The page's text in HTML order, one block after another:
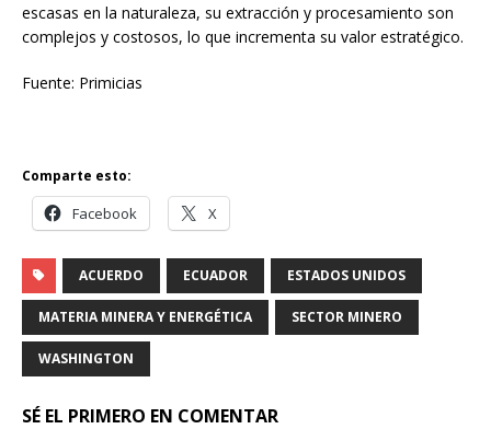
escasas en la naturaleza, su extracción y procesamiento son
complejos y costosos, lo que incrementa su valor estratégico.
Fuente: Primicias
Comparte esto:
Facebook X
ACUERDO ECUADOR ESTADOS UNIDOS
MATERIA MINERA Y ENERGÉTICA SECTOR MINERO
WASHINGTON
SÉ EL PRIMERO EN COMENTAR